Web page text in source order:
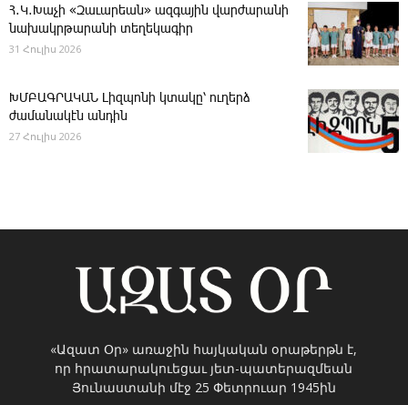
Հ․Կ․Խաչի «Զաւարեան» ազգային վարժարանի
նախակրթարանի տեղեկագիր
31 Հուլիս 2026
ԽՄԲԱԳՐԱԿԱՆ ­Լիզպոնի կտակը՝ ուղերձ
ժամանակէն անդին
27 Հուլիս 2026
«Ազատ Օր» առաջին հայկական օրաթերթն է,
որ հրատարակուեցաւ յետ-պատերազմեան
Յունաստանի մէջ 25 Փետրուար 1945ին